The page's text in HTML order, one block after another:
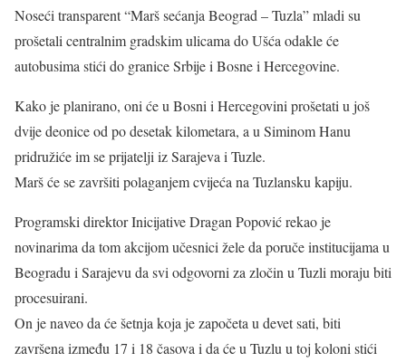
Noseći transparent “Marš sećanja Beograd – Tuzla” mladi su
prošetali centralnim gradskim ulicama do Ušća odakle će
autobusima stići do granice Srbije i Bosne i Hercegovine.
Kako je planirano, oni će u Bosni i Hercegovini prošetati u još
dvije deonice od po desetak kilometara, a u Siminom Hanu
pridružiće im se prijatelji iz Sarajeva i Tuzle.
Marš će se završiti polaganjem cvijeća na Tuzlansku kapiju.
Programski direktor Inicijative Dragan Popović rekao je
novinarima da tom akcijom učesnici žele da poruče institucijama u
Beogradu i Sarajevu da svi odgovorni za zločin u Tuzli moraju biti
procesuirani.
On je naveo da će šetnja koja je započeta u devet sati, biti
završena između 17 i 18 časova i da će u Tuzlu u toj koloni stići